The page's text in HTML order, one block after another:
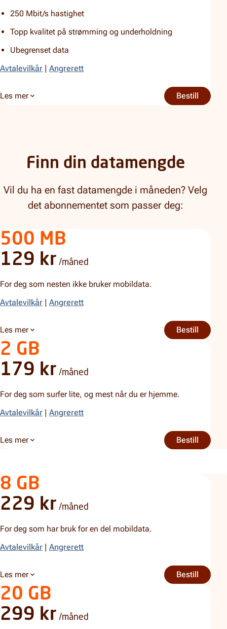
250 Mbit/s hastighet
Topp kvalitet på strømming og underholdning
Ubegrenset data
Avtalevilkår | Angrerett
Les mer
Bestill Fri
Finn din datamengde
Vil du ha en fast datamengde i måneden? Velg
det abonnementet som passer deg:
500 MB
129 kr /måned
For deg som nesten ikke bruker mobildata.
Avtalevilkår | Angrerett
Les mer
om 500 MB
Bestill 500 MB
2 GB
179 kr /måned
For deg som surfer lite, og mest når du er hjemme.
Avtalevilkår | Angrerett
Les mer
Bestill 2 GB
8 GB
229 kr /måned
For deg som har bruk for en del mobildata.
Avtalevilkår | Angrerett
Les mer
om 8 GB
Bestill 8 GB
20 GB
299 kr /måned